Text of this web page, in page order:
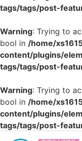
tags/tags/post-
Warning: Trying to
bool in /home/
content/plugins/
tags/tags/post-
Warning: Trying to
bool in /home/
content/plugins/
tags/tags/post-